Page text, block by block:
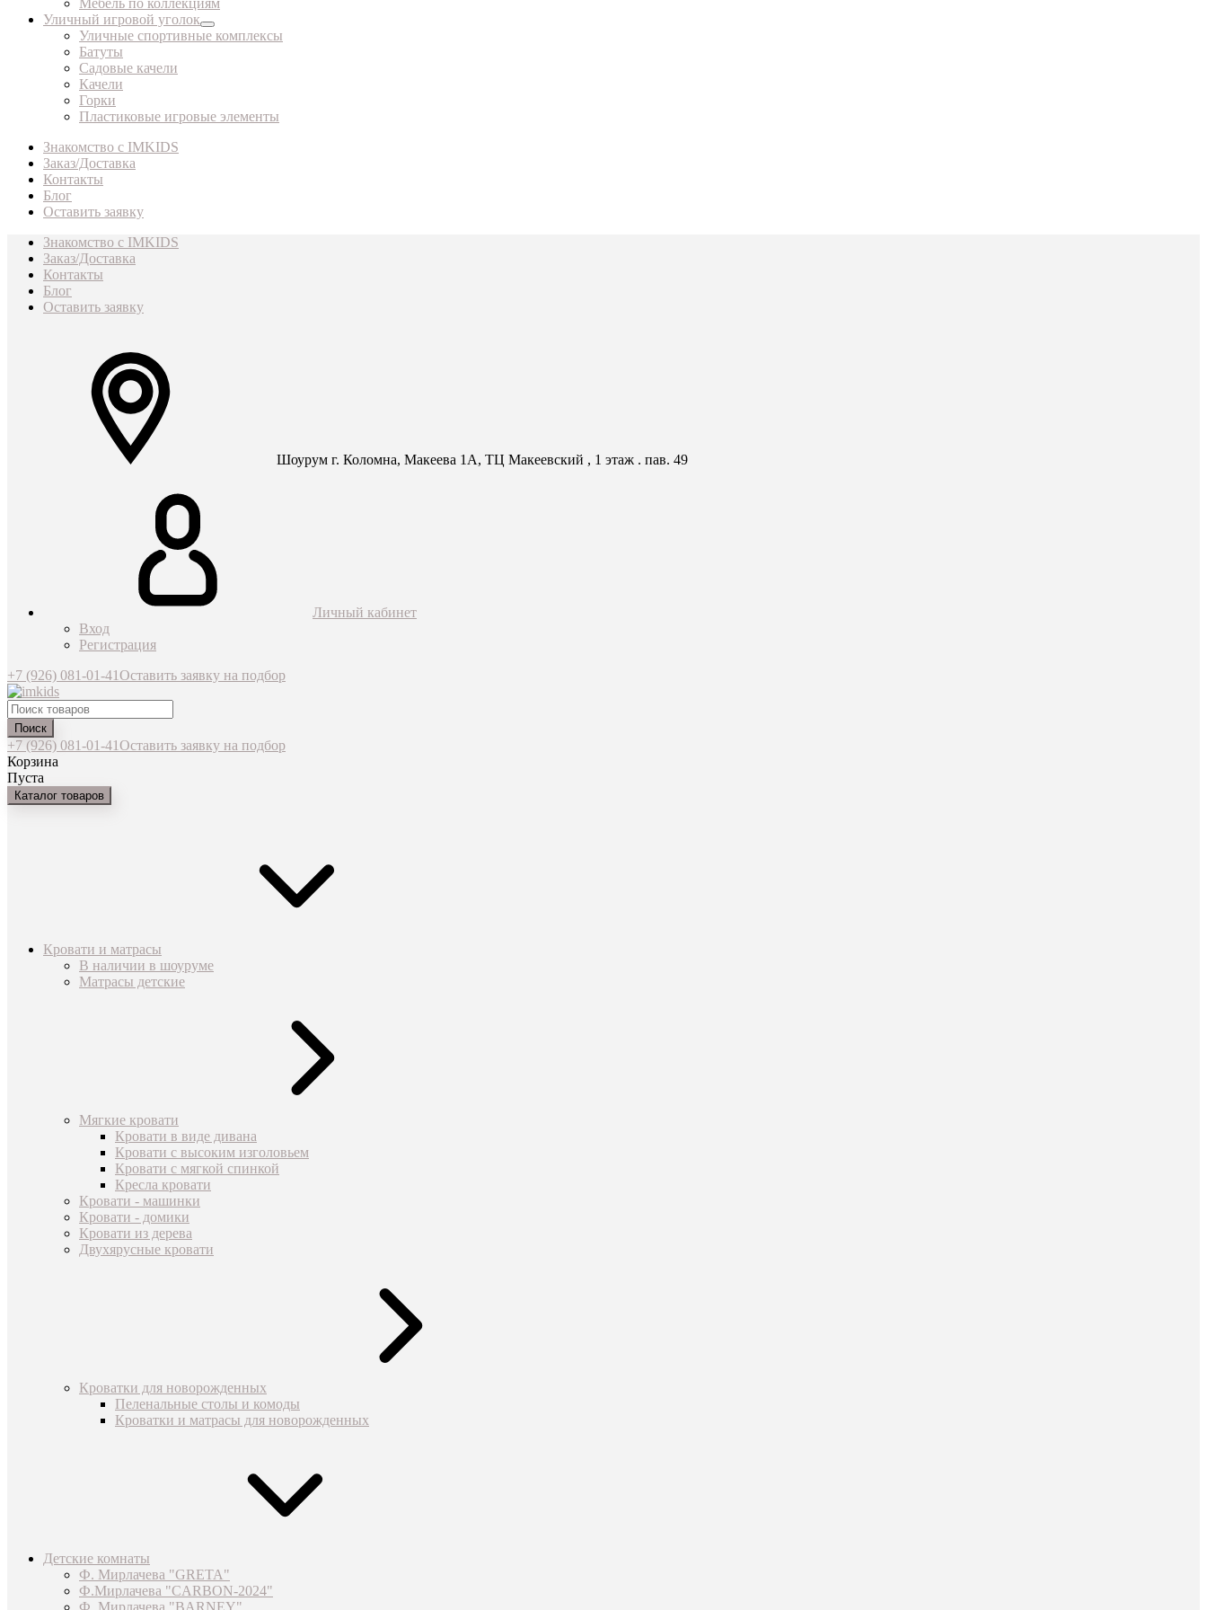
Мебель по коллекциям
Уличный игровой уголок
Уличные спортивные комплексы
Батуты
Садовые качели
Качели
Горки
Пластиковые игровые элементы
Знакомство с IMKIDS
Заказ/Доставка
Контакты
Блог
Оставить заявку
Знакомство с IMKIDS
Заказ/Доставка
Контакты
Блог
Оставить заявку
Шоурум г. Коломна, Макеева 1А, ТЦ Макеевский , 1 этаж . пав. 49
Личный кабинет
Вход
Регистрация
+7 (926) 081-01-41Оставить заявку на подбор
Поиск
+7 (926) 081-01-41Оставить заявку на подбор
Корзина
Пуста
Каталог товаров
Кровати и матрасы
В наличии в шоуруме
Матрасы детские
Мягкие кровати
Кровати в виде дивана
Кровати с высоким изголовьем
Кровати с мягкой спинкой
Кресла кровати
Кровати - машинки
Кровати - домики
Кровати из дерева
Двухярусные кровати
Кроватки для новорожденных
Пеленальные столы и комоды
Кроватки и матрасы для новорожденных
Детские комнаты
Ф. Мирлачева "GRETA"
Ф.Мирлачева "CARBON-2024"
Ф. Мирлачева "BARNEY"